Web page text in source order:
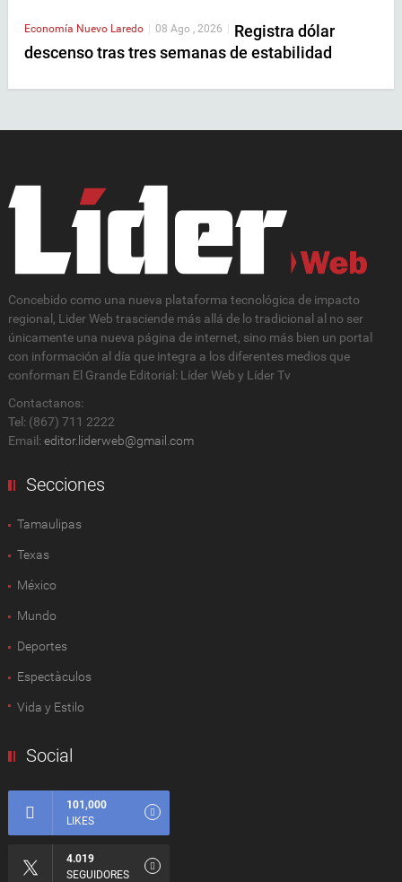
Economía Nuevo Laredo | 08 Ago , 2026 | Registra dólar
descenso tras tres semanas de estabilidad
Concebido como una nueva plataforma tecnológica de impacto
regional, Lider Web trasciende más allá de lo tradicional al no ser
únicamente una nueva página de internet, sino más bien un portal
con información al día que integra a los diferentes medios que
conforman El Grande Editorial: Líder Web y Líder Tv
Contactanos:
Tel: (867) 711 2222
Email: editor.liderweb@gmail.com
Secciones
Tamaulipas
Texas
México
Mundo
Deportes
Espectàculos
Vida y Estilo
Social
101,000
LIKES
4.019
SEGUIDORES